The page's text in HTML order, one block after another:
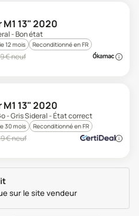
13" 2020
- Bon état
12 mois Reconditionné en FR
€ neuf
13" 2020
- Gris Sideral - État correct
30 mois Reconditionné en FR
€ neuf
sur le site vendeur